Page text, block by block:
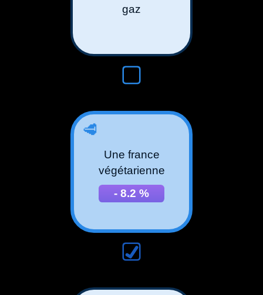
gaz
🥩
Une france
végétarienne
- 8.2 %